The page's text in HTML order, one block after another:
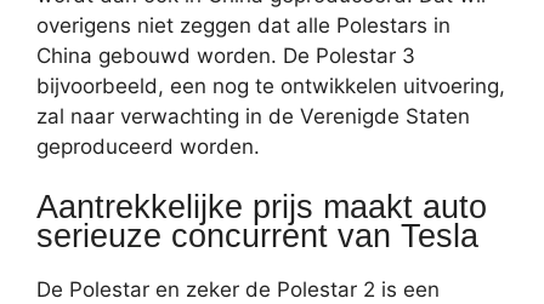
overigens niet zeggen dat alle Polestars in
China gebouwd worden. De Polestar 3
bijvoorbeeld, een nog te ontwikkelen uitvoering,
zal naar verwachting in de Verenigde Staten
geproduceerd worden.
Aantrekkelijke prijs maakt auto
serieuze concurrent van Tesla
De Polestar en zeker de Polestar 2 is een